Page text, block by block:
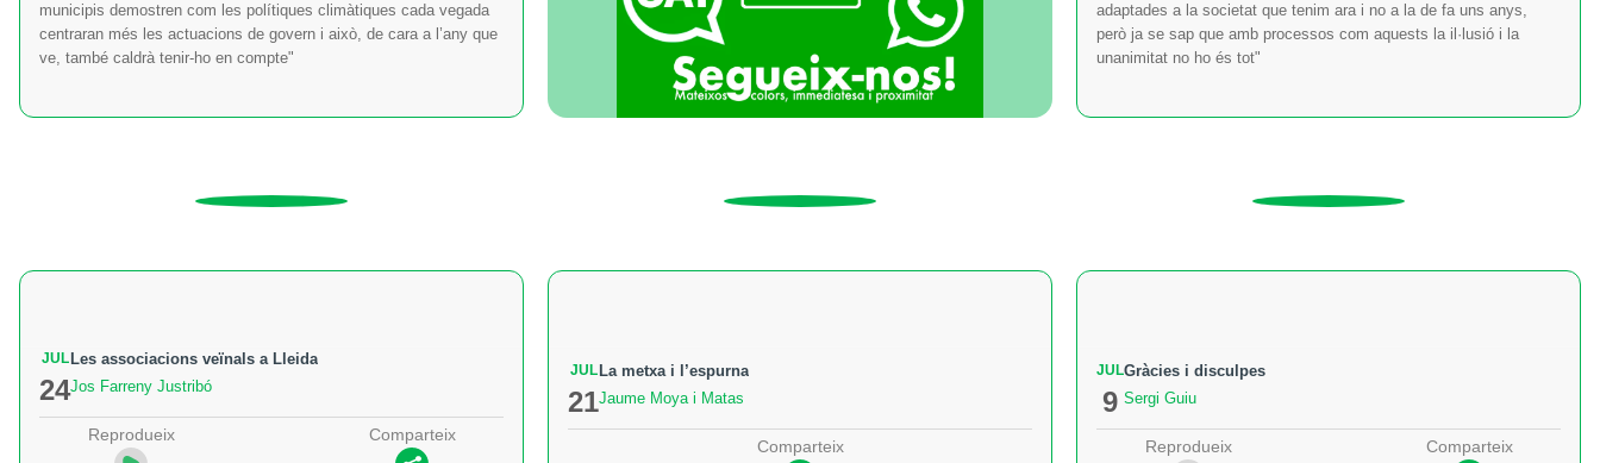
municipis demostren com les polítiques climàtiques cada vegada
centraran més les actuacions de govern i això, de cara a l’any que
ve, també caldrà tenir-ho en compte"
adaptades a la societat que tenim ara i no a la de fa uns anys,
però ja se sap que amb processos com aquests la il·lusió i la
unanimitat no ho és tot"
JUL
24
Les associacions veïnals a Lleida
Jos Farreny Justribó
Reprodueix Comparteix
JUL
21
La metxa i l’espurna
Jaume Moya i Matas
Comparteix
JUL
9
Gràcies i disculpes
Sergi Guiu
Reprodueix Comparteix